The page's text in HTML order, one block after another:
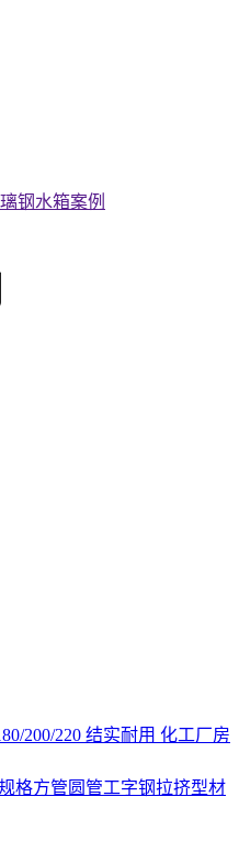
钢水箱案例
200/220 结实耐用 化工厂房
格方管圆管工字钢拉挤型材